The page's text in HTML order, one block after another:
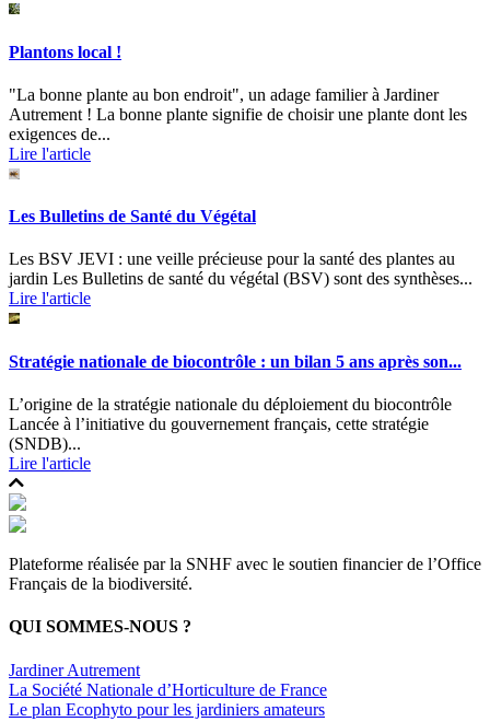
Plantons local !
"La bonne plante au bon endroit", un adage familier à Jardiner
Autrement ! La bonne plante signifie de choisir une plante dont les
exigences de...
Lire l'article
Les Bulletins de Santé du Végétal
Les BSV JEVI : une veille précieuse pour la santé des plantes au
jardin Les Bulletins de santé du végétal (BSV) sont des synthèses...
Lire l'article
Stratégie nationale de biocontrôle : un bilan 5 ans après son...
L’origine de la stratégie nationale du déploiement du biocontrôle
Lancée à l’initiative du gouvernement français, cette stratégie
(SNDB)...
Lire l'article
Plateforme réalisée par la SNHF avec le soutien financier de l’Office
Français de la biodiversité.
QUI SOMMES-NOUS ?
Jardiner Autrement
La Société Nationale d’Horticulture de France
Le plan Ecophyto pour les jardiniers amateurs